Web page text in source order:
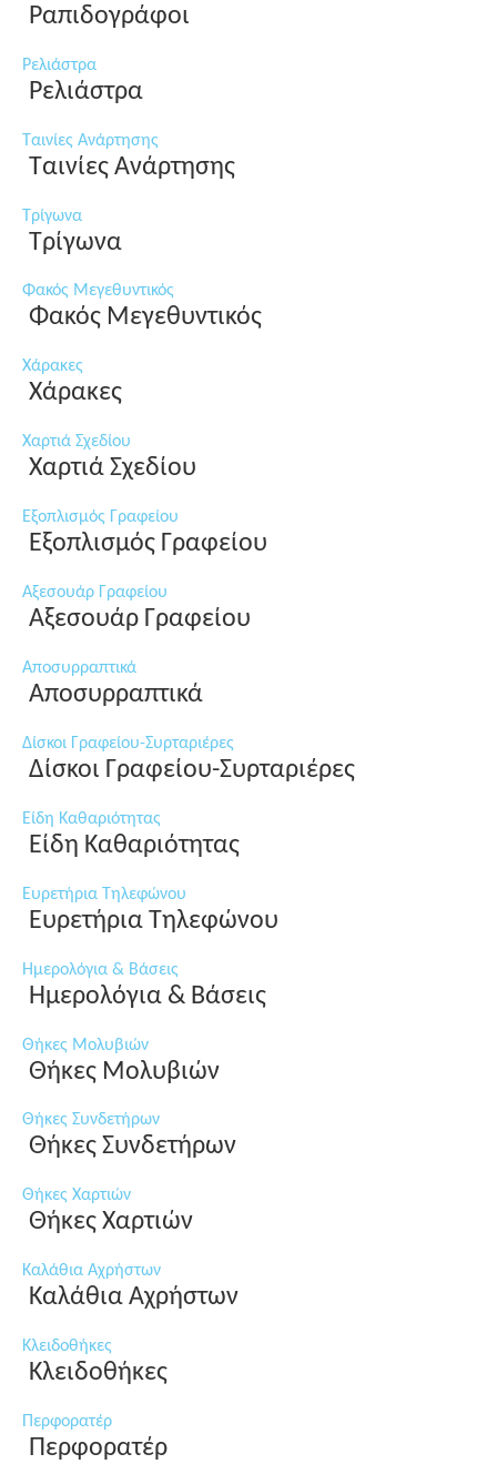
Ραπιδογράφοι
Ρελιάστρα
Ρελιάστρα
Ταινίες Ανάρτησης
Ταινίες Ανάρτησης
Τρίγωνα
Τρίγωνα
Φακός Μεγεθυντικός
Φακός Μεγεθυντικός
Χάρακες
Χάρακες
Χαρτιά Σχεδίου
Χαρτιά Σχεδίου
Εξοπλισμός Γραφείου
Εξοπλισμός Γραφείου
Αξεσουάρ Γραφείου
Αξεσουάρ Γραφείου
Αποσυρραπτικά
Αποσυρραπτικά
Δίσκοι Γραφείου-Συρταριέρες
Δίσκοι Γραφείου-Συρταριέρες
Είδη Καθαριότητας
Είδη Καθαριότητας
Ευρετήρια Τηλεφώνου
Ευρετήρια Τηλεφώνου
Ημερολόγια & Βάσεις
Ημερολόγια & Βάσεις
Θήκες Μολυβιών
Θήκες Μολυβιών
Θήκες Συνδετήρων
Θήκες Συνδετήρων
Θήκες Χαρτιών
Θήκες Χαρτιών
Καλάθια Αχρήστων
Καλάθια Αχρήστων
Κλειδοθήκες
Κλειδοθήκες
Περφορατέρ
Περφορατέρ